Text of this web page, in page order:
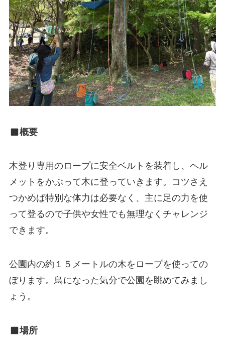
概要
木登り専用のロープに安全ベルトを装着し、ヘル
メットをかぶって木に登っていきます。コツさえ
つかめば特別な体力は必要なく、主に足の力を使
って登るので子供や女性でも無理なくチャレンジ
できます。
公園内の約１５メートルの木をロープを使っての
ぼります。鳥になった気分で公園を眺めてみまし
ょう。
場所